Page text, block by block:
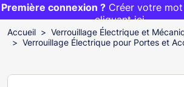
Première commande ?20€
et livraison 24/48h gratuite avec le
connexion ? Créer votre mot
cliquant ici
EXCLU WEB :
Accueil
Verrouillage Électrique et
Verrouillage Électrique pour Portes et